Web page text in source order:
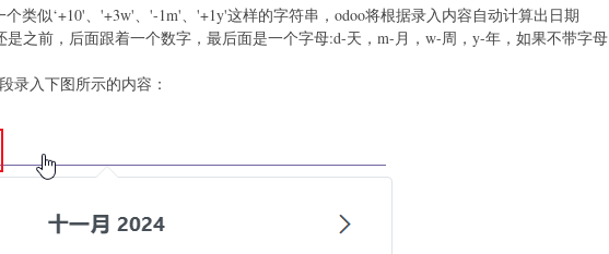
});
类似‘+10'、'+3w'、'-1m'、'+1y'这样的字符串，odoo将根据录入内容自动计算出日期
之前，后面跟着一个数字，最后面是一个字母:d-天，m-月，w-周，y-年，如果不带字母
录入下图所示的内容：